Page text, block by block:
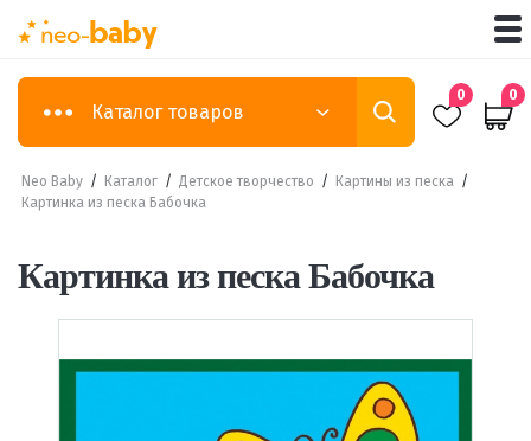
Каталог товаров
0 0
Neo Baby / Каталог / Детское творчество / Картины из песка /
Картинка из песка Бабочка
Картинка из песка Бабочка